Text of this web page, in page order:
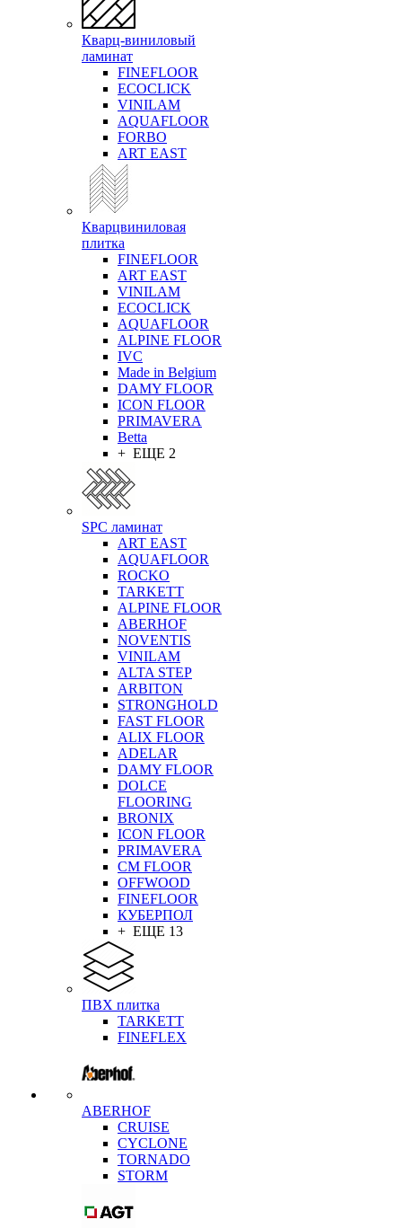
Кварц-виниловый
ламинат
FINEFLOOR
ECOCLICK
VINILAM
AQUAFLOOR
FORBO
ART EAST
Кварцвиниловая
плитка
FINEFLOOR
ART EAST
VINILAM
ECOCLICK
AQUAFLOOR
ALPINE FLOOR
IVC
Made in Belgium
DAMY FLOOR
ICON FLOOR
PRIMAVERA
Betta
+ ЕЩЕ 2
SPC ламинат
ART EAST
AQUAFLOOR
ROCKO
TARKETT
ALPINE FLOOR
ABERHOF
NOVENTIS
VINILAM
ALTA STEP
ARBITON
STRONGHOLD
FAST FLOOR
ALIX FLOOR
ADELAR
DAMY FLOOR
DOLCE
FLOORING
BRONIX
ICON FLOOR
PRIMAVERA
CM FLOOR
OFFWOOD
FINEFLOOR
КУБЕРПОЛ
+ ЕЩЕ 13
ПВХ плитка
TARKETT
FINEFLEX
ABERHOF
CRUISE
CYCLONE
TORNADO
STORM